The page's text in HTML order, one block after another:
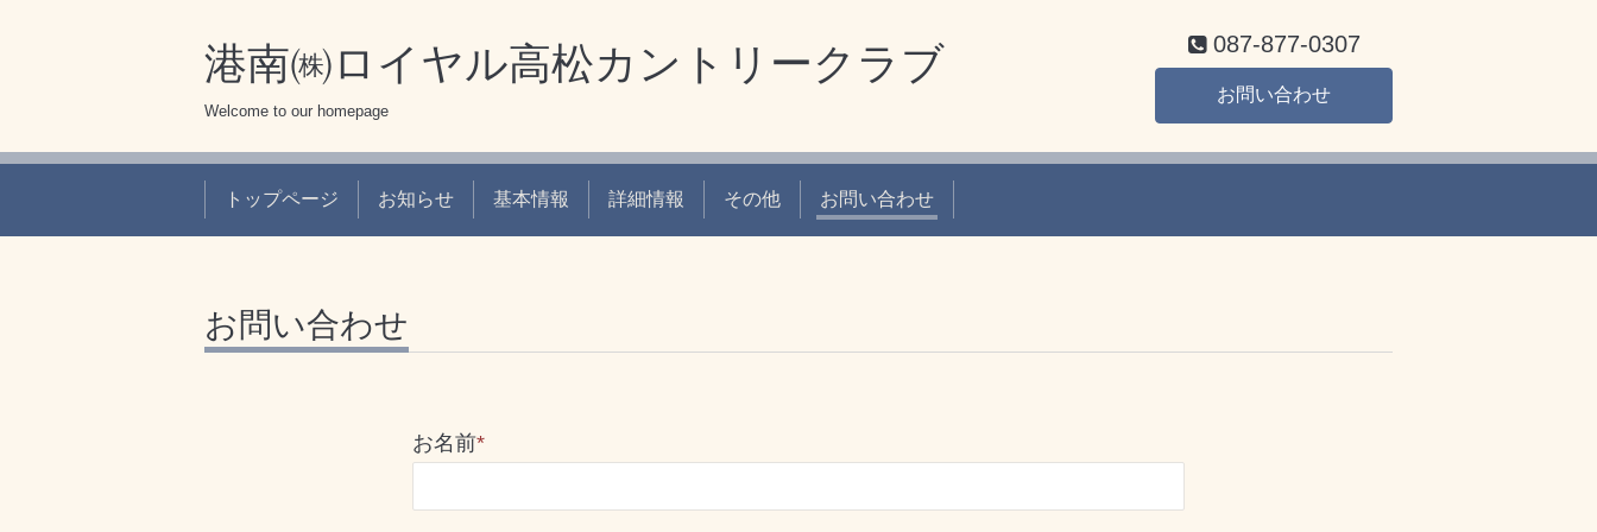
港南㈱ロイヤル高松カントリークラブ
Welcome to our homepage
087-877-0307
お問い合わせ
トップページ お知らせ 基本情報 詳細情報 その他 お問い合わせ
お問い合わせ
お名前*